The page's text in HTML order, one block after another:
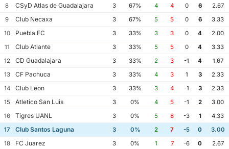
8
CSyD Atlas de Guadalajara 3 67% 4 4 0 6
2.67
9
Club Necaxa 3 67% 5 5 0 6
3.33
10
Puebla FC 3 33% 3 3 0 4
2.00
11
Club Atlante 3 33% 5 5 0 4
3.33
12
CD Guadalajara 3 33% 2 3 -1 4
1.67
13
CF Pachuca 3 33% 4 3 1 3
2.33
14
Club Leon 3 33% 3 4 -1 3
2.33
15
Atletico San Luis 3 0% 4 5 -1 2
3.00
16
Tigres UANL 3 0% 5 8 -3 1
4.33
17
Club Santos Laguna 3 0% 2 7 -5 0
3.00
18
FC Juarez 3 0% 1 7 -6 0 2.67